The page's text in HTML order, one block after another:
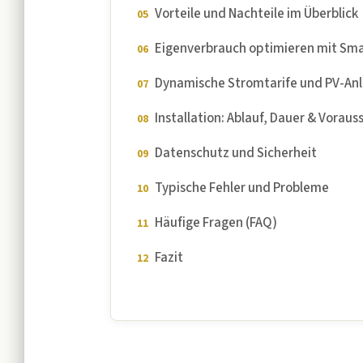
Vorteile und Nachteile im Überblick
Eigenverbrauch optimieren mit
Dynamische Stromtarife und PV-
Installation: Ablauf, Dauer &
Datenschutz und Sicherheit
Typische Fehler und Probleme
Häufige Fragen (FAQ)
Fazit